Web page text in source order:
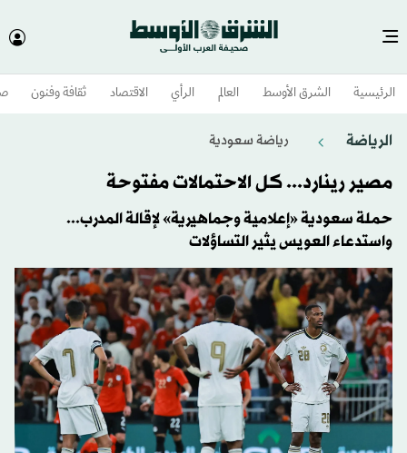
الرئيسية الشرق الأوسط​ العالم الرأي الاقتصاد ثقافة وفنون
الرياضة رياضة سعودية
مصير رينارد... كل الاحتمالات مفتوحة
حملة سعودية «إعلامية وجماهيرية» لإقالة المدرب...
واستدعاء العويس يثير التساؤلات